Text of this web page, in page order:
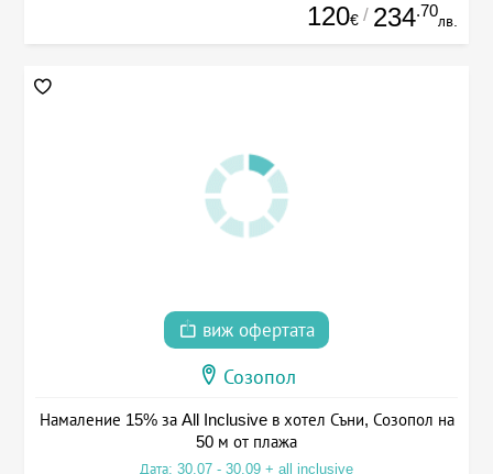
120€ / 234.70
лв.
виж офертата
Созопол
Намаление 15% за All Inclusive в хотел Съни, Созопол на
50 м от плажа
Дата: 30.07 - 30.09 + all inclusive